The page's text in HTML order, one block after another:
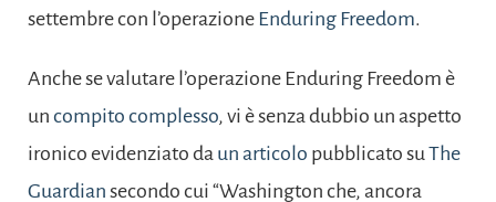
settembre con l’operazione Enduring Freedom.
Anche se valutare l’operazione Enduring Freedom è
un compito complesso, vi è senza dubbio un aspetto
ironico evidenziato da un articolo pubblicato suThe
Guardian secondo cui “Washington che, ancora